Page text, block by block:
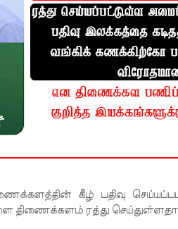
கீழ் பதிவு
திணைக்களம் ரத்து